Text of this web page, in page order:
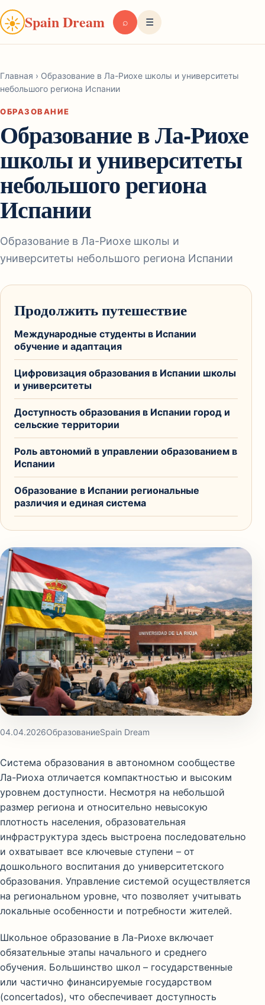
☀Spain Dream ⌕ ☰
Главная › Образование в Ла-Риохе школы и университеты
небольшого региона Испании
ОБРАЗОВАНИЕ
Образование в Ла-Риохе
школы и университеты
небольшого региона
Испании
Образование в Ла-Риохе школы и
университеты небольшого региона Испании
04.04.2026ОбразованиеSpain Dream
Система образования в автономном сообществе
Ла-Риоха отличается компактностью и высоким
уровнем доступности. Несмотря на небольшой
размер региона и относительно невысокую
плотность населения, образовательная
инфраструктура здесь выстроена последовательно
и охватывает все ключевые ступени – от
дошкольного воспитания до университетского
образования. Управление системой осуществляется
на региональном уровне, что позволяет учитывать
локальные особенности и потребности жителей.
Школьное образование в Ла-Риохе включает
обязательные этапы начального и среднего
обучения. Большинство школ – государственные
или частично финансируемые государством
(concertados), что обеспечивает доступность
Продолжить путешествие
Международные студенты в Испании
обучение и адаптация
Цифровизация образования в Испании школы
и университеты
Доступность образования в Испании город и
сельские территории
Роль автономий в управлении образованием в
Испании
Образование в Испании региональные
различия и единая система